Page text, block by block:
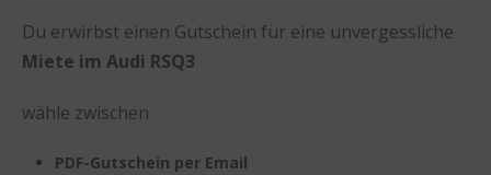
Du erwirbst einen Gutschein für eine unvergessliche
Miete im Audi RSQ3
wähle zwischen
PDF-Gutschein per Email